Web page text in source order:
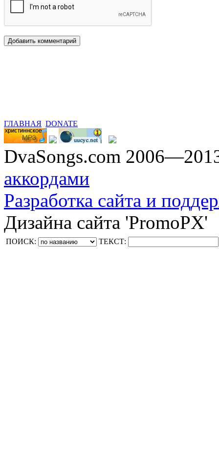
ГЛАВНАЯ DONATE
DvaSongs.com
аккордами
Разработка сайта и
Дизайна сайта 'PromoPX'
ПОИСК: ТЕКСТ: